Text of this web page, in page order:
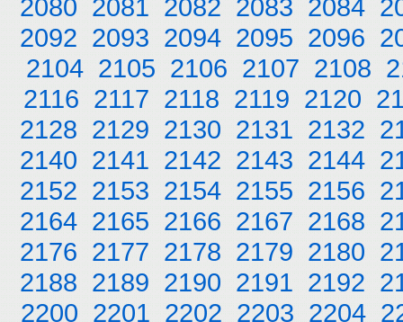
2080 2081 2082 2083 2084
2092 2093 2094 2095 2096
2104 2105 2106 2107 2108
2116 2117 2118 2119 2120
2128 2129 2130 2131 2132
2140 2141 2142 2143 2144
2152 2153 2154 2155 2156
2164 2165 2166 2167 2168
2176 2177 2178 2179 2180
2188 2189 2190 2191 2192
2200 2201 2202 2203 2204